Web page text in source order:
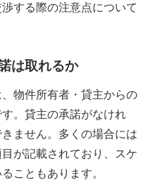
する際の注意点について
は取れるか
物件所有者・貸主からの
。貸主の承諾がなけれ
ません。多くの場合には
が記載されており、スケ
こともあります。